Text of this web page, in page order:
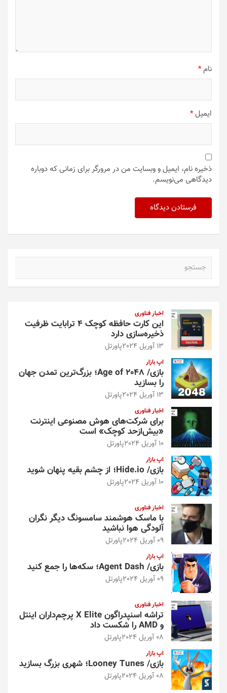
نام*
ایمیل*
ذخیره نام، ایمیل و وبسایت من در مرورگر برای زمانی که دوباره
دیدگاهی می‌نویسم.
اخبار فناوری
این کارت حافظه کوچک ۴ ترابایت ظرفیت
ذخیره‌سازی دارد
13 آوریل 2024 پاورتل
اپ بازار
بازی/ Age of 2048؛ بزرگ‌ترین تمدن جهان
را بسازید
13 آوریل 2024 پاورتل
اخبار فناوری
برای شرکت‌های هوش مصنوعی اینترنت
«بیش‌از‌حد کوچک» است
10 آوریل 2024 پاورتل
اپ بازار
بازی/ Hide.io؛ از چشم بقیه پنهان شوید
10 آوریل 2024 پاورتل
اخبار فناوری
با ماسک هوشمند سامسونگ دیگر نگران
آلودگی هوا نباشید
09 آوریل 2024 پاورتل
اپ بازار
بازی/ Agent Dash؛ سکه‌ها را جمع کنید
09 آوریل 2024 پاورتل
اخبار فناوری
تراشه اسنپدراگون X Elite پرچم‌داران اینتل
و AMD را شکست داد
08 آوریل 2024 پاورتل
اپ بازار
بازی/ Looney Tunes؛ شهری بزرگ بسازید
08 آوریل 2024 پاورتل